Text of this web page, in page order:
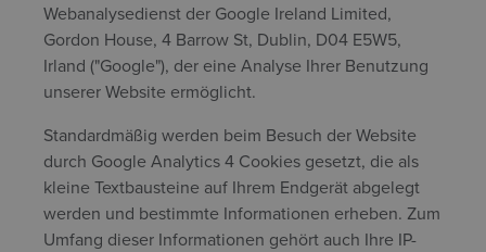
Webanalysedienst der Google Ireland Limited,
Gordon House, 4 Barrow St, Dublin, D04 E5W5,
Irland ("Google"), der eine Analyse Ihrer Benutzung
unserer Website ermöglicht.
Standardmäßig werden beim Besuch der Website
durch Google Analytics 4 Cookies gesetzt, die als
kleine Textbausteine auf Ihrem Endgerät abgelegt
werden und bestimmte Informationen erheben. Zum
Umfang dieser Informationen gehört auch Ihre IP-